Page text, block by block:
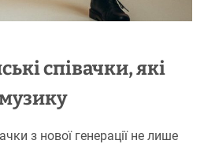
співачки, які
з нової генерації не лише